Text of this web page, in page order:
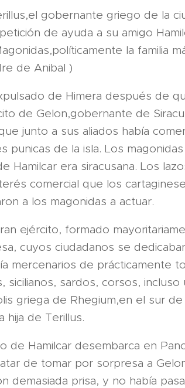
gobernante griego de la
de ayuda a su amigo
la familia
de Anibal )
de Himera después de
de Gelon,gobernante de
junto a sus aliados había
punicas de la isla. Los
Hamilcar era siracusana. Los
comercial que los
a los magonidas a actuar.
ejército, formado
cuyos ciudadanos se
mercenarios de prácticamente
sicilianos, sardos, corsos,
griega de Rhegium,en el sur
hija de Terillus.
de Hamilcar desembarca en
de tomar por sorpresa a
demasiada prisa, y no había